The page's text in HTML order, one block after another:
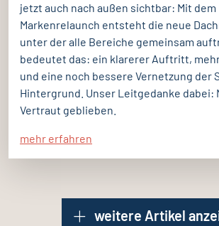
jetzt auch nach außen sichtbar: Mit dem
Markenrelaunch entsteht die neue
unter der alle Bereiche gemeinsam
bedeutet das: ein klarerer Auftritt,
und eine noch bessere Vernetzung der
Hintergrund. Unser Leitgedanke dabei:
Vertraut geblieben.
mehr erfahren
weitere Artikel